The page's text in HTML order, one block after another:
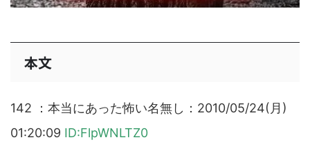
本文
142 ：本当にあった怖い名無し：2010/05/24(月)
01:20:09 ID:FlpWNLTZ0